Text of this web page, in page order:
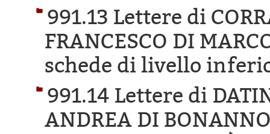
991.13 Lettere di
FRANCESCO DI
schede di livello
991.14 Lettere di
ANDREA DI